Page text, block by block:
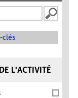
clés
L'ACTIVITÉ